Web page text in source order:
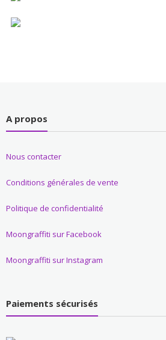
A propos
Nous contacter
Conditions générales de vente
Politique de confidentialité
Moongraffiti sur Facebook
Moongraffiti sur Instagram
Paiements sécurisés